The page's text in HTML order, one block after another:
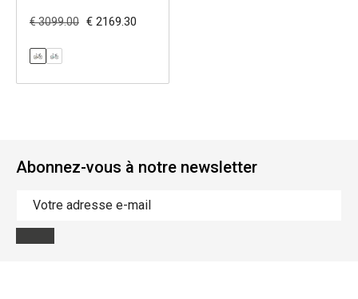
€ 3099.00 € 2169.30
Abonnez-vous à notre newsletter